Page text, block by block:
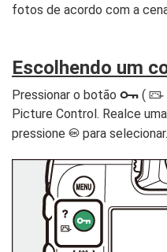
fotos de acordo com a
Escolhendo um
Pressionar o botão g ( h
Picture Control. Realce
pressione J para selecionar.